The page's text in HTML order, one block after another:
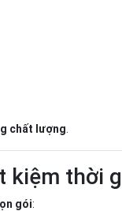
chất lượng
kiệm thời
gói: